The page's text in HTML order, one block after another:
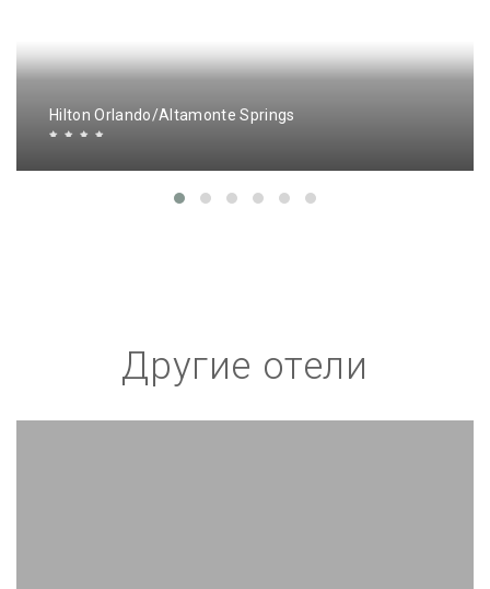
Hilton Orlando/Altamonte Springs
Другие отели